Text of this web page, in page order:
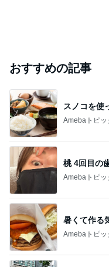
おすすめの記事
スノコを使
Amebaトピッ
桃 4回目の
Amebaトピッ
暑くて作る
Amebaトピッ